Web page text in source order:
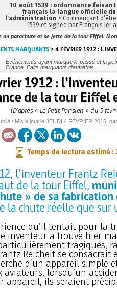
un parachute et se jette de la tour Eiffel.
marquants > 4 février 1912 :
Evénements ayant marqué le passé et la
France. Faits marquants d’autrefois.
1912 :
de la tour Eiffel
(D’après « Le Petit Parisien » du 5
/ Mis à jour le JEUDI 4 FÉVRIER 2016,
Temps de lecture estimé :
l’inventeur Frantz
de la tour Eiffel,
» de sa fabrication
la chute réelle que
qu’il tentait pour la
inventeur a trouvé hier
tragiques,
Reichelt se consacrait
d’un appareil simple
aviateurs, lorsqu’un
appareil, ils seraient
10 août 1539 : ordonnance
français la langue officielle
l'administration > Commençant
1539 et signée par François Ier